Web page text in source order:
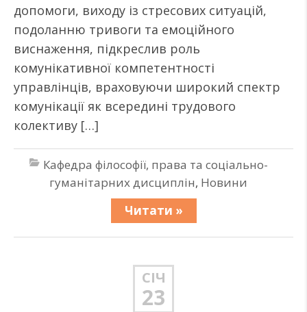
допомоги, виходу із стресових ситуацій,
подоланню тривоги та емоційного
виснаження, підкреслив роль
комунікативної компетентності
управлінців, враховуючи широкий спектр
комунікації як всередині трудового
колективу […]
Кафедра філософії, права та соціально-
гуманітарних дисциплін, Новини
Читати »
СІЧ
23